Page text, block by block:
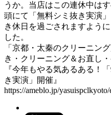
うか。当店はこの連休中は
頭にて「無料シミ抜き実演
き休日を過ごされますよう
した。
「京都・太秦のクリーニン
き・クリーニング＆お直し・
『今年もやる気あるある！
き実演」開催』
https://ameblo.jp/